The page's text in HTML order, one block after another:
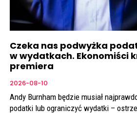
Czeka nas podwyżka
w wydatkach. Ekonomiści
premiera
2026-08-10
Andy Burnham będzie musiał
podatki lub ograniczyć wydatki –